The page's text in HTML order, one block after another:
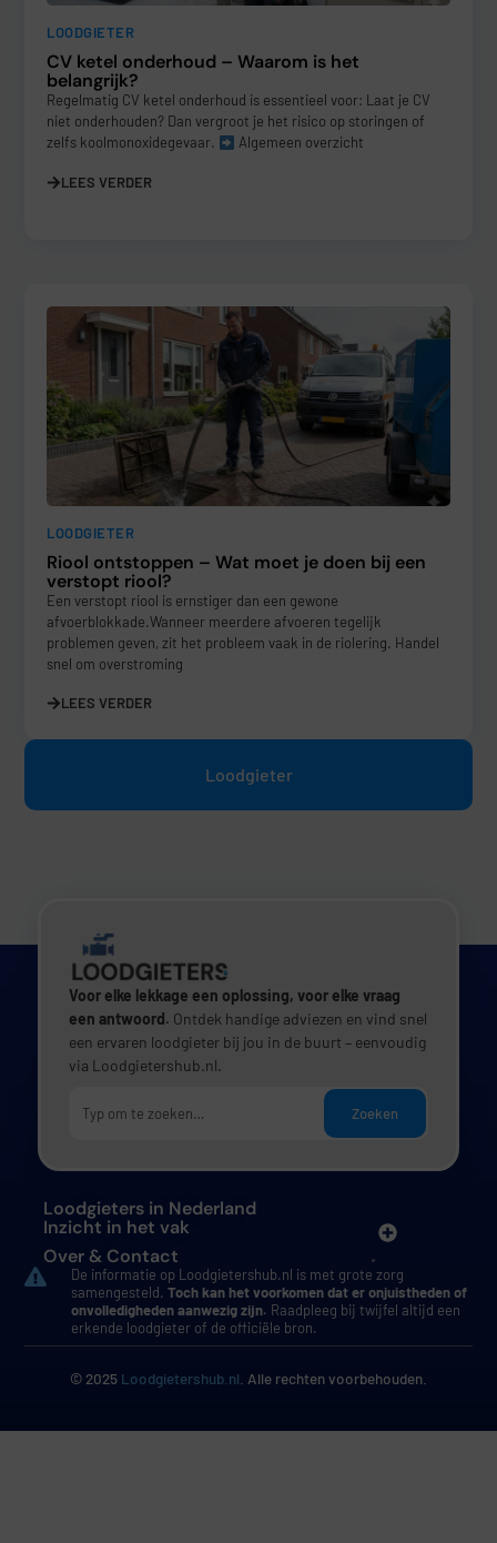
LOODGIETER
CV ketel onderhoud – Waarom is het
belangrijk?
Regelmatig CV ketel onderhoud is essentieel voor: Laat je CV
niet onderhouden? Dan vergroot je het risico op storingen of
zelfs koolmonoxidegevaar.
Algemeen overzicht
LEES VERDER
LOODGIETER
Riool ontstoppen – Wat moet je doen bij een
verstopt riool?
Een verstopt riool is ernstiger dan een gewone
afvoerblokkade.Wanneer meerdere afvoeren tegelijk
problemen geven, zit het probleem vaak in de riolering. Handel
snel om overstroming
LEES VERDER
Loodgieter
Over & Contact
Inzicht in het vak
Loodgieters in Nederland
Voor elke lekkage een oplossing, voor elke vraag
een antwoord. Ontdek handige adviezen en vind snel
een ervaren loodgieter bij jou in de buurt – eenvoudig
via Loodgietershub.nl.
Zoeken
© 2025 Loodgietershub.nl . Alle rechten voorbehouden.
De informatie op Loodgietershub.nl is met grote zorg
samengesteld.Toch kan het voorkomen dat er onjuistheden of
onvolledigheden aanwezig zijn. Raadpleeg bij twijfel altijd een
erkende loodgieter of de officiële bron.